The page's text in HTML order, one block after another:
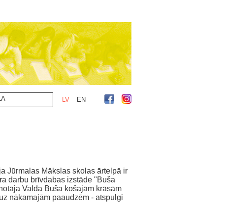
LV EN
Jūrmalas Mākslas skolas ārtelpā ir
darbu brīvdabas izstāde "Buša
Valda Buša košajām krāsām
nākamajām paaudzēm - atspulgi